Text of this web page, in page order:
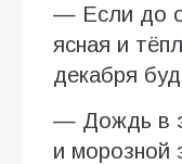
— Если до
ясная и
декабря
— Дождь в
и морозной